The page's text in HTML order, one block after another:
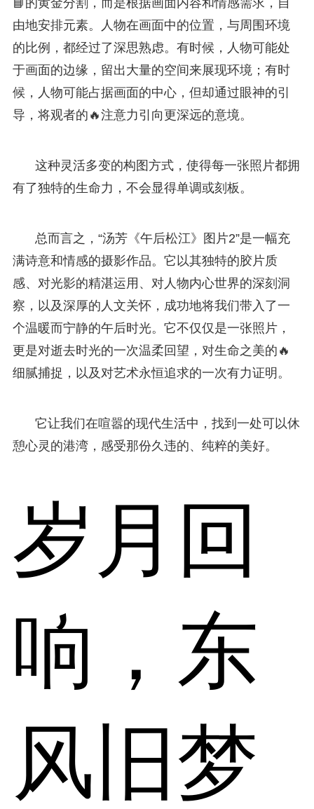
由地安排元素。人物在画面中的位置，与周围环境
的比例，都经过了深思熟虑。有时候，人物可能处
于画面的边缘，留出大量的空间来展现环境；有时
候，人物可能占据画面的中心，但却通过眼神的引
导，将观者的🔥注意力引向更深远的意境。
这种灵活多变的构图方式，使得每一张照片都拥
有了独特的生命力，不会显得单调或刻板。
总而言之，“汤芳《午后松江》图片2”是一幅充
满诗意和情感的摄影作品。它以其独特的胶片质
感、对光影的精湛运用、对人物内心世界的深刻洞
察，以及深厚的人文关怀，成功地将我们带入了一
个温暖而宁静的午后时光。它不仅仅是一张照片，
更是对逝去时光的一次温柔回望，对生命之美的🔥
细腻捕捉，以及对艺术永恒追求的一次有力证明。
它让我们在喧嚣的现代生活中，找到一处可以休
憩心灵的港湾，感受那份久违的、纯粹的美好。
岁月回
响，东
风旧梦